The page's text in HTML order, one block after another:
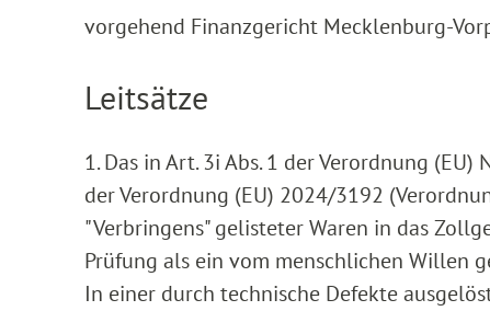
vorgehend Finanzgericht Mecklenburg-
Leitsätze
1. Das in Art. 3i Abs. 1 der Verordnung
der Verordnung (EU) 2024/3192
"Verbringens" gelisteter Waren in das
Prüfung als ein vom menschlichen Willen
In einer durch technische Defekte